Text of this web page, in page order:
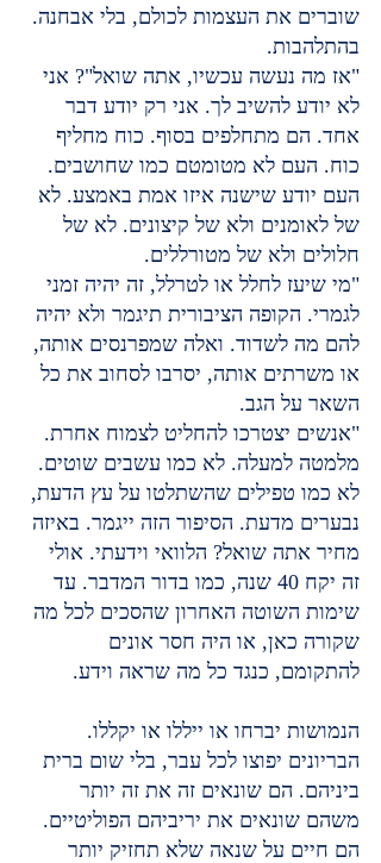
שוברים את העצמות לכולם, בלי אבחנה.
בהתלהבות.
"אז מה נעשה עכשיו, אתה שואל"? אני
לא יודע להשיב לך. אני רק יודע דבר
אחד. הם מתחלפים בסוף. כוח מחליף
כוח. העם לא מטומטם כמו שחושבים.
העם יודע שישנה איזו אמת באמצע. לא
של לאומנים ולא של קיצונים. לא של
חלולים ולא של מטורללים.
"מי שיעז לחלל או לטרלל, זה יהיה זמני
לגמרי. הקופה הציבורית תיגמר ולא יהיה
להם מה לשדוד. ואלה שמפרנסים אותה,
או משרתים אותה, יסרבו לסחוב את כל
השאר על הגב.
"אנשים יצטרכו להחליט לצמוח אחרת.
מלמטה למעלה. לא כמו עשבים שוטים.
לא כמו טפילים שהשתלטו על עץ הדעת,
נבערים מדעת. הסיפור הזה ייגמר. באיזה
מחיר אתה שואל? הלוואי וידעתי. אולי
זה יקח 40 שנה, כמו בדור המדבר. עד
שימות השוטה האחרון שהסכים לכל מה
שקורה כאן, או היה חסר אונים
להתקומם, כנגד כל מה שראה וידע.
הנמושות יברחו או ייללו או יקללו.
הבריונים יפוצו לכל עבר, בלי שום ברית
ביניהם. הם שונאים זה את זה יותר
משהם שונאים את יריביהם הפוליטיים.
הם חיים על שנאה שלא תחזיק יותר